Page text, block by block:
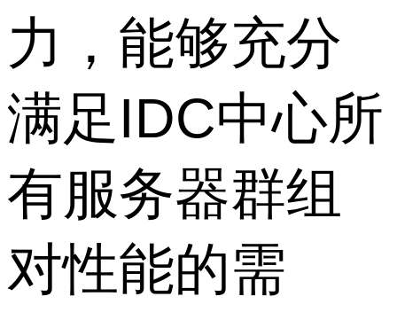
力，能够充分
满足IDC中心所
有服务器群组
对性能的需